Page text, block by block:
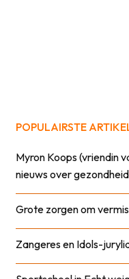
POPULAIRSTE
Myron Koops (vriendin
nieuws over gezondheid
Grote zorgen om
Zangeres en Idols-